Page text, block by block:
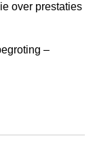
over prestaties
–